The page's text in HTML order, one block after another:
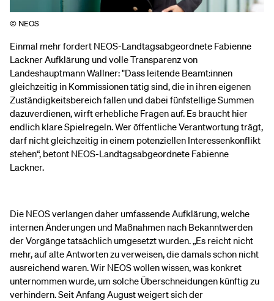
© NEOS
Einmal mehr fordert NEOS-Landtagsabgeordnete Fabienne
Lackner Aufklärung und volle Transparenz von
Landeshauptmann Wallner: "Dass leitende Beamt:innen
gleichzeitig in Kommissionen tätig sind, die in ihren eigenen
Zuständigkeitsbereich fallen und dabei fünfstellige Summen
dazuverdienen, wirft erhebliche Fragen auf. Es braucht hier
endlich klare Spielregeln. Wer öffentliche Verantwortung trägt,
darf nicht gleichzeitig in einem potenziellen Interessenkonflikt
stehen“, betont NEOS-Landtagsabgeordnete Fabienne
Lackner.
Die NEOS verlangen daher umfassende Aufklärung, welche
internen Änderungen und Maßnahmen nach Bekanntwerden
der Vorgänge tatsächlich umgesetzt wurden. „Es reicht nicht
mehr, auf alte Antworten zu verweisen, die damals schon nicht
ausreichend waren. Wir NEOS wollen wissen, was konkret
unternommen wurde, um solche Überschneidungen künftig zu
verhindern. Seit Anfang August weigert sich der